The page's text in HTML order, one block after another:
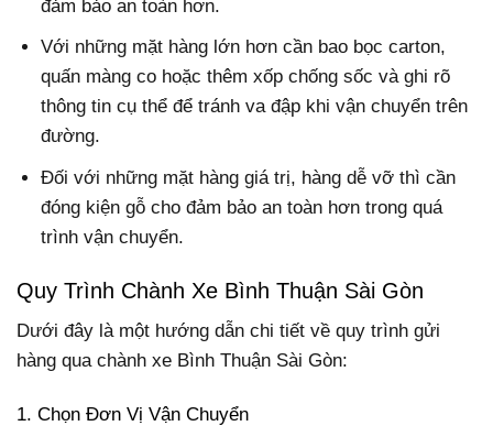
đảm bảo an toàn hơn.
Với những mặt hàng lớn hơn cần bao bọc carton,
quấn màng co hoặc thêm xốp chống sốc và ghi rõ
thông tin cụ thể để tránh va đập khi vận chuyển trên
đường.
Đối với những mặt hàng giá trị, hàng dễ vỡ thì cần
đóng kiện gỗ cho đảm bảo an toàn hơn trong quá
trình vận chuyển.
Quy Trình Chành Xe Bình Thuận Sài Gòn
Dưới đây là một hướng dẫn chi tiết về quy trình gửi
hàng qua chành xe Bình Thuận Sài Gòn:
1. Chọn Đơn Vị Vận Chuyển